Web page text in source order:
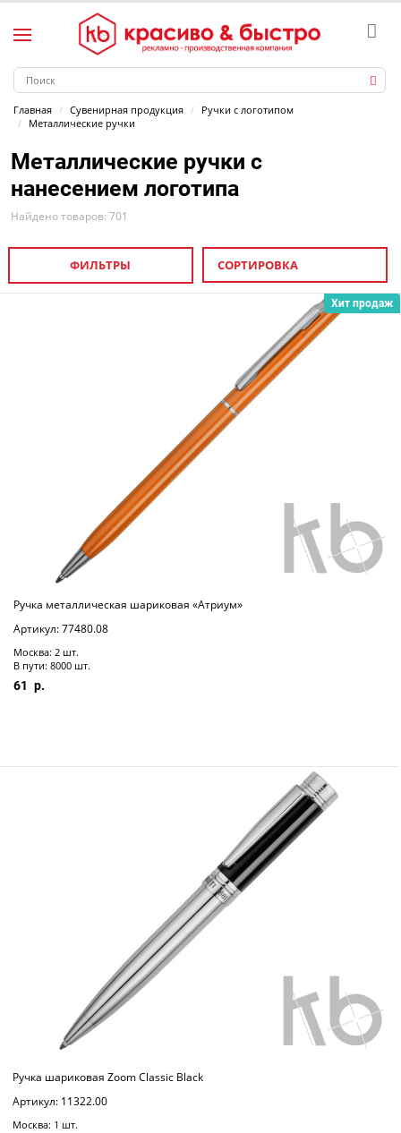
Главная Сувенирная продукция
Ручки с логотипом
Металлические ручки
Металлические ручки с
нанесением логотипа
Найдено товаров: 701
ФИЛЬТРЫ СОРТИРОВКА
Хит продаж
Ручка металлическая шариковая «Атриум»
Артикул: 77480.08
Москва: 2 шт.
В пути: 8000 шт.
61
Ручка шариковая Zoom Classic Black
Артикул: 11322.00
Москва: 1 шт.